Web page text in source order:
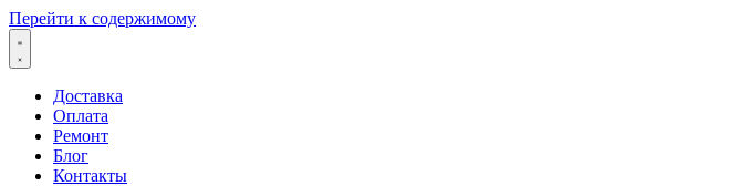
Перейти к содержимому
Доставка
Оплата
Ремонт
Блог
Контакты